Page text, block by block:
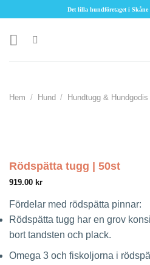
content
Det lilla hundföretaget i
Hem / Hund / Hundtugg & Hundgodis
Rödspätta tugg | 50st
919.00 kr
Fördelar med rödspätta pinnar:
Rödspätta tugg har en grov
bort tandsten och plack.
Omega 3 och fiskoljorna i